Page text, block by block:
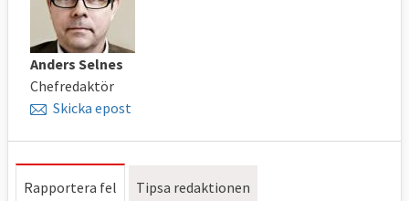
Anders Selnes
Chefredaktör
Skicka epost
Rapportera fel Tipsa redaktionen